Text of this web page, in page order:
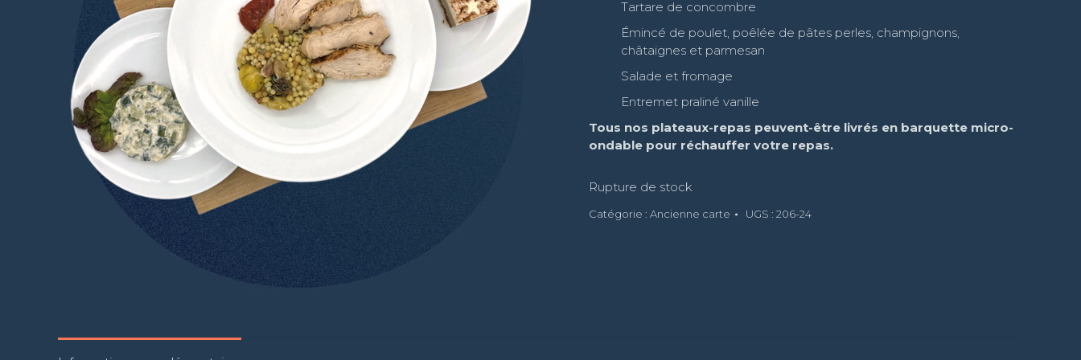
Tartare de concombre
Émincé de poulet, poêlée de pâtes perles, champignons,
châtaignes et parmesan
Salade et fromage
Entremet praliné vanille
Tous nos plateaux-repas peuvent-être livrés en barquette micro-
ondable pour réchauffer votre repas.
Rupture de stock
Catégorie : Ancienne carte UGS : 206-24